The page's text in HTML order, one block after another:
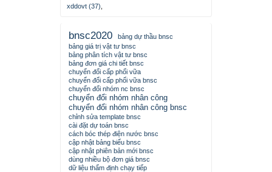
xddovt (37)
bnsc2020
bảng dự thầu bnsc
bảng giá trị vật tư bnsc
bảng phân tích vật tư bnsc
bảng đơn giá chi tiết bnsc
chuyển đổi cấp phối vữa
chuyển đổi cấp phối vữa bnsc
chuyển đổi nhóm nc bnsc
chuyển đổi nhóm nhân công
chuyển đổi nhóm nhân công bnsc
chỉnh sửa template bnsc
cài đặt dự toán bnsc
cách bóc thép điện nước bnsc
cập nhật bảng biểu bnsc
cập nhật phiên bản mới bnsc
dùng nhiều bộ đơn giá bnsc
dữ liệu thẩm định chạy tiếp